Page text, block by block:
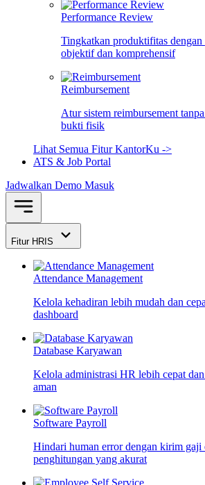
Performance Review
Tingkatkan produktifitas
objektif dan komprehensif
Reimbursement
Atur sistem reimbursement
bukti fisik
Lihat Semua Fitur KantorKu ->
ATS & Job Portal
Jadwalkan Demo Masuk
Fitur HRIS
Attendance Management
Kelola kehadiran lebih mudah dan
dashboard
Database Karyawan
Kelola administrasi HR lebih cepat
aman
Software Payroll
Hindari human error dengan kirim gaji
penghitungan yang akurat